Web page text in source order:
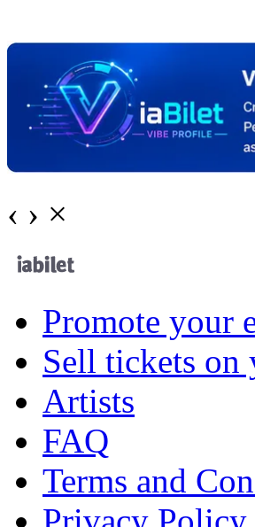
‹ › ×
Promote your
Sell tickets on
Artists
FAQ
Terms and